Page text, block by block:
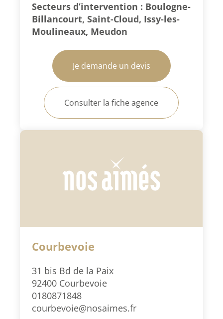
Secteurs d’intervention : Boulogne-
Billancourt, Saint-Cloud, Issy-les-
Moulineaux, Meudon
Je demande un devis
Consulter la fiche agence
Courbevoie
31 bis Bd de la Paix
92400 Courbevoie
0180871848
courbevoie@nosaimes.fr